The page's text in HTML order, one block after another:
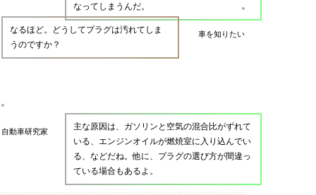
なってしまうんだ。
車を知りたい
なるほど。どうしてプラグは汚れてしま
うのですか？
自動車研究家
主な原因は、ガソリンと空気の混合比がずれて
いる、エンジンオイルが燃焼室に入り込んでい
る、などだね。他に、プラグの選び方が間違っ
ている場合もあるよ。